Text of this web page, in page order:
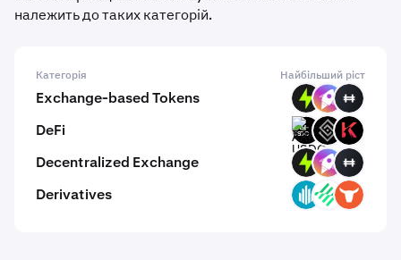
належить до таких категорій.
Категорія Найбільший ріст
Exchange-based Tokens PTF ZM HFT
DeFi ARM-
USDC DECT KAR
Decentralized Exchange PTF ZM HFT
Derivatives GWEI LIT TRADOOR